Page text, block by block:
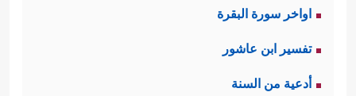
اواخر سورة البقرة
تفسير ابن عاشور
أدعية من السنة